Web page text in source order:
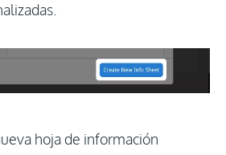
hoja de información